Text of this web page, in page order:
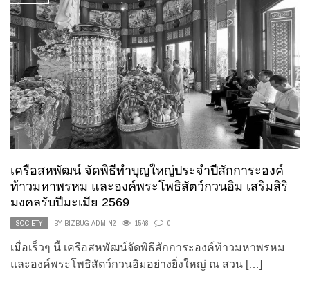
เครือสหพัฒน์ จัดพิธีทำบุญใหญ่ประจำปีสักการะองค์
ท้าวมหาพรหม และองค์พระโพธิสัตว์กวนอิม เสริมสิริ
มงคลรับปีมะเมีย 2569
SOCIETY BY BIZBUG ADMIN2 1548 0
เมื่อเร็วๆ นี้ เครือสหพัฒน์จัดพิธีสักการะองค์ท้าวมหาพรหม
และองค์พระโพธิสัตว์กวนอิมอย่างยิ่งใหญ่ ณ สวน […]